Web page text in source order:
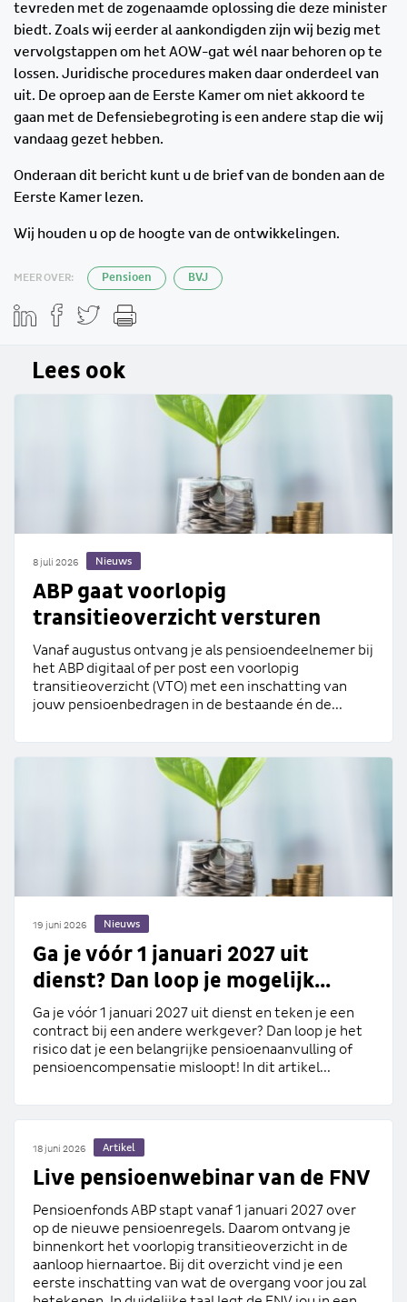
tevreden met de zogenaamde oplossing die deze minister
biedt. Zoals wij eerder al aankondigden zijn wij bezig met
vervolgstappen om het AOW-gat wél naar behoren op te
lossen. Juridische procedures maken daar onderdeel van
uit. De oproep aan de Eerste Kamer om niet akkoord te
gaan met de Defensiebegroting is een andere stap die wij
vandaag gezet hebben.
Onderaan dit bericht kunt u de brief van de bonden aan de
Eerste Kamer lezen.
Wij houden u op de hoogte van de ontwikkelingen.
MEER OVER: Pensioen BVJ
Lees ook
8 juli 2026 Nieuws
ABP gaat voorlopig
transitieoverzicht versturen
Vanaf augustus ontvang je als pensioendeelnemer bij
het ABP digitaal of per post een voorlopig
transitieoverzicht (VTO) met een inschatting van
jouw pensioenbedragen in de bestaande én de...
19 juni 2026 Nieuws
Ga je vóór 1 januari 2027 uit
dienst? Dan loop je mogelijk...
Ga je vóór 1 januari 2027 uit dienst en teken je een
contract bij een andere werkgever? Dan loop je het
risico dat je een belangrijke pensioenaanvulling of
pensioencompensatie misloopt! In dit artikel...
18 juni 2026 Artikel
Live pensioenwebinar van de FNV
Pensioenfonds ABP stapt vanaf 1 januari 2027 over
op de nieuwe pensioenregels. Daarom ontvang je
binnenkort het voorlopig transitieoverzicht in de
aanloop hiernaartoe. Bij dit overzicht vind je een
eerste inschatting van wat de overgang voor jou zal